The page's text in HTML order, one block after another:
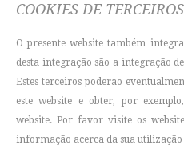
COOKIES DE TERCEIROS
O presente website também
desta integração são a integração
Estes terceiros poderão
este website e obter, por
website. Por favor visite os
informação acerca da sua utilização